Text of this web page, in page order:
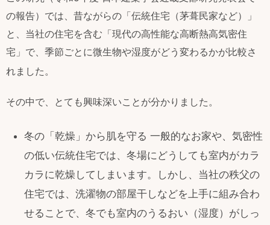
の報告）では、昔ながらの「伝統住宅（茅葺民家など）」
と、当社の住宅を含む「現代の高性能な高断熱高気密住
宅」で、季節ごとに微生物や湿度がどう変わるかが比較さ
れました。
その中で、とても興味深いことが分かりました。
冬の「乾燥」から肌を守る 一般的なお家や、気密性
の低い伝統住宅では、冬場にどうしても室内がカラ
カラに乾燥してしまいます。しかし、当社の秩父の
住宅では、洗濯物の部屋干しなどを上手に組み合わ
せることで、冬でも室内のうるおい（湿度）がしっ